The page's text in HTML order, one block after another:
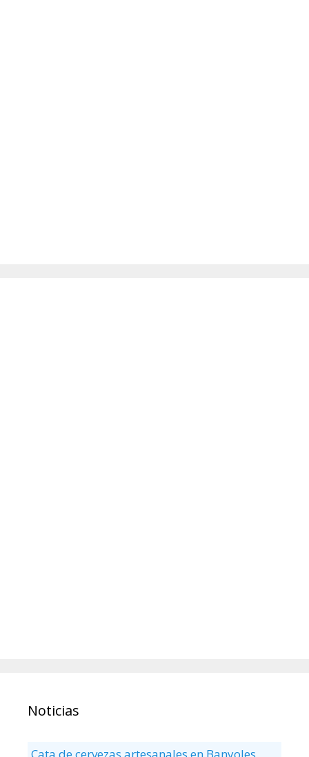
Noticias
Cata de cervezas artesanales en Banyoles